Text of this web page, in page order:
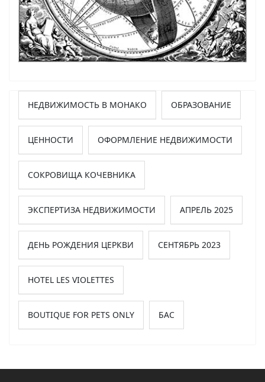
НЕДВИЖИМОСТЬ В МОНАКО ОБРАЗОВАНИЕ
ЦЕННОСТИ ОФОРМЛЕНИЕ НЕДВИЖИМОСТИ
СОКРОВИЩА КОЧЕВНИКА
ЭКСПЕРТИЗА НЕДВИЖИМОСТИ АПРЕЛЬ 2025
ДЕНЬ РОЖДЕНИЯ ЦЕРКВИ СЕНТЯБРЬ 2023
HOTEL LES VIOLETTES
BOUTIQUE FOR PETS ONLY БАС